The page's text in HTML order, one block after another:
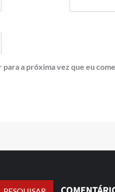
a próxima vez que eu